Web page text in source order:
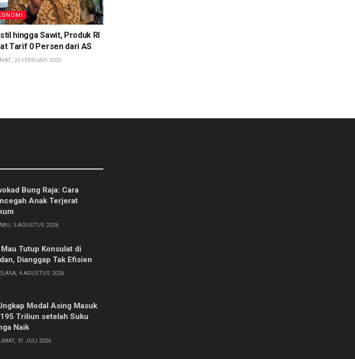
hingga Sawit, Produk RI
Tarif 0 Persen dari AS
20 FEBRUARI 2026
Bung Raja: Cara
Anak Terjerat
5 AGUSTUS 2026
Tutup Konsulat di
Dianggap Tak Efisien
4 AGUSTUS 2026
Modal Asing Masuk
Triliun setelah Suku
Naik
31 JULI 2026